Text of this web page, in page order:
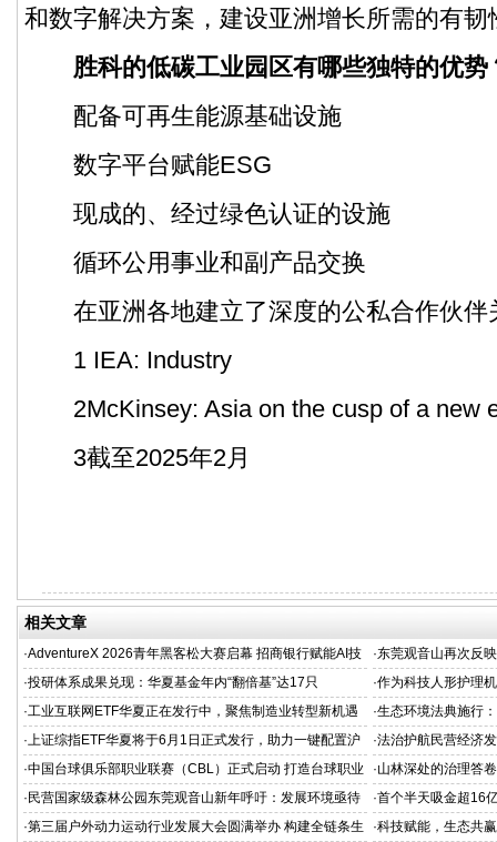
和数字解决方案，建设亚洲增长所需的有
胜科的低碳工业园区有哪些独特的优势
配备可再生能源基础设施
数字平台赋能ESG
现成的、经过绿色认证的设施
循环公用事业和副产品交换
在亚洲各地建立了深度的公私合作伙伴
1 IEA: Industry
2McKinsey: Asia on the cusp of a new
3截至2025年2月
相关文章
·AdventureX 2026青年黑客松大赛启幕 招商银行赋能AI技
术新生代
·东莞观音山再次反
·投研体系成果兑现：华夏基金年内“翻倍基”达17只 ·作为科技人形护理
新范式
·工业互联网ETF华夏正在发行中，聚焦制造业转型新机遇 ·生态环境法典施行
·上证综指ETF华夏将于6月1日正式发行，助力一键配置沪
市核心资产
·法治护航民营经济
担当
·中国台球俱乐部职业联赛（CBL）正式启动 打造台球职业
化发展新标杆
·山林深处的治理答
· 民营国家级森林公园东莞观音山新年呼吁：发展环境亟待
改善
·首个半天吸金超16
机构疯抢，超购逾2
·第三届户外动力运动行业发展大会圆满举办 构建全链条生
·科技赋能，生态共